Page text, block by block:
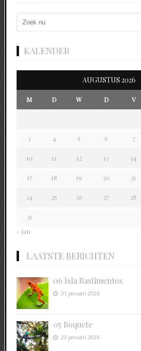
KALENDER
AUGUSTUS 2026
M D W D V
3 4 5 6 7
10 11 12 13 14
17 18 19 20 21
24 25 26 27 28
31
« jan
LAATSTE BERICHTEN
06 Isla Bastimentos
31 januari 2026
05 Boquete
23 januari 2026